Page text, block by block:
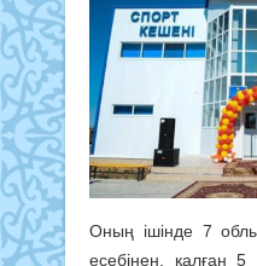
Оның ішінде 7
есебінен, қалған 5